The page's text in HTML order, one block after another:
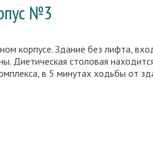
№3
корпусе. Здание без лифта,
Диетическая столовая
в 5 минутах ходьбы от